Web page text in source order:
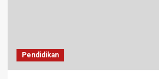
Pendidikan